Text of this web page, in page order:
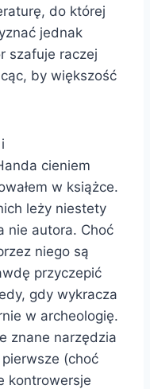
do której
jednak
szafuje raczej
by większość
cieniem
w książce.
leży niestety
nie autora. Choć
niego są
przyczepić
gdy wykracza
w archeologię.
znane narzędzia
(choć
kontrowersje